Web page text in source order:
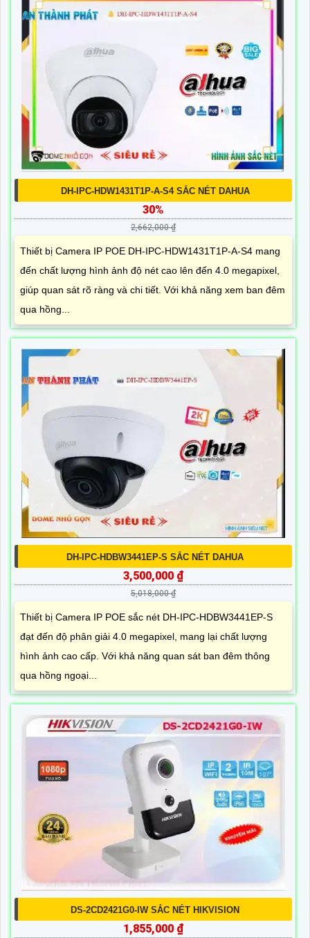
DH-IPC-HDW1431T1P-A-S4 SẮC NÉT DAHUA
30%
2,662,000 ₫
Thiết bị Camera IP POE DH-IPC-HDW1431T1P-A-S4 mang
đến chất lượng hình ảnh độ nét cao lên đến 4.0 megapixel,
giúp quan sát rõ ràng và chi tiết. Với khả năng xem ban đêm
qua hồng...
DH-IPC-HDBW3441EP-S SẮC NÉT DAHUA
3,500,000 ₫
5,018,000 ₫
Thiết bị Camera IP POE sắc nét DH-IPC-HDBW3441EP-S
đạt đến độ phân giải 4.0 megapixel, mang lại chất lượng
hình ảnh cao cấp. Với khả năng quan sát ban đêm thông
qua hồng ngoại...
DS-2CD2421G0-IW SẮC NÉT HIKVISION
1,855,000 ₫